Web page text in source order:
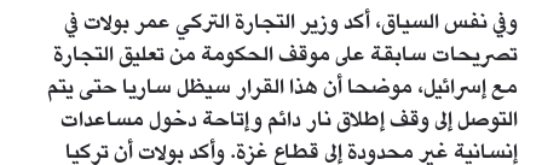
وفي نفس السياق، أكد وزير التجارة التركي عمر بولات في
تصريحات سابقة على موقف الحكومة من تعليق التجارة
مع إسرائيل، موضحا أن هذا القرار سيظل ساريا حتى يتم
التوصل إلى وقف إطلاق نار دائم وإتاحة دخول مساعدات
إنسانية غير محدودة إلى قطاع غزة. وأكد بولات أن تركيا